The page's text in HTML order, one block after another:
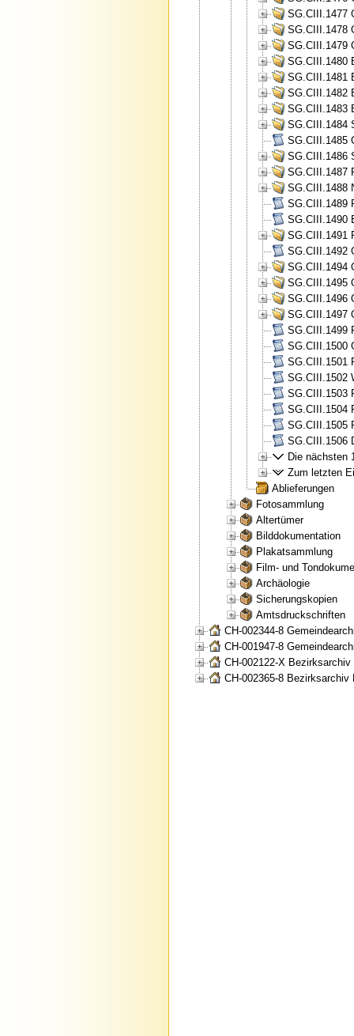
SG.CIII.1477
SG.CIII.1478
SG.CIII.1479
SG.CIII.1480
SG.CIII.1481
SG.CIII.1482
SG.CIII.1483
SG.CIII.1484
SG.CIII.1485
SG.CIII.1486
SG.CIII.1487
SG.CIII.1488
SG.CIII.1489
SG.CIII.1490
SG.CIII.1491
SG.CIII.1492
SG.CIII.1494
SG.CIII.1495
SG.CIII.1496
SG.CIII.1497
SG.CIII.1499
SG.CIII.1500
SG.CIII.1501
SG.CIII.1502
SG.CIII.1503
SG.CIII.1504
SG.CIII.1505
SG.CIII.1506
Die nächsten
Zum letzten
Ablieferungen
Fotosammlung
Altertümer
Bilddokumentation
Plakatsammlung
Film- und
Archäologie
Sicherungskopien
Amtsdruckschriften
CH-002344-8
CH-001947-8
CH-002122-X Bezirksarchiv
CH-002365-8 Bezirksarchiv